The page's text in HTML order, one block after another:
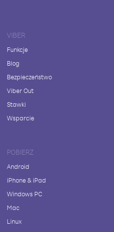
VIBER
Funkcje
Blog
Bezpieczeństwo
Viber Out
Stawki
Wsparcie
POBIERZ
Android
iPhone & iPad
Windows PC
Mac
Linux